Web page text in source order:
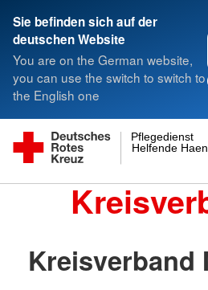
Sie befinden sich auf der
deutschen Website
You are on the German website,
you can use the switch to switch to
the English one
Helfende
Pflegedienst
Kreisverband